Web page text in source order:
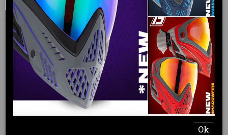
DYE Barrel Kit Boomstick-I TI FC
Forged Carbon. Pure Titanium. 30 Years of DYE Barrel…
€ 899,95
IN WINKELWAGEN
Ok